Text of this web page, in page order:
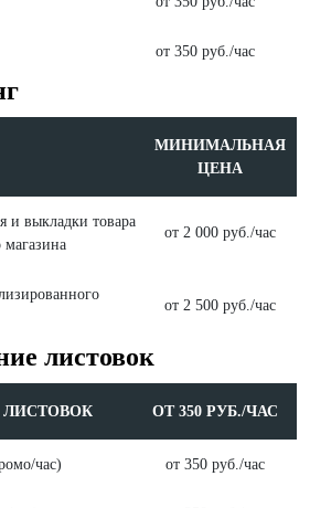
от 350 руб./час
МИНИМАЛЬНАЯ
ЦЕНА
и выкладки товара
магазина
от 2 000 руб./час
от 2 500 руб./час
листовок
ЛИСТОВОК ОТ 350 РУБ./ЧАС
час) от 350 руб./час